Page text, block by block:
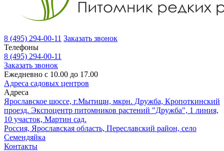
8 (495) 294-00-11 Заказать звонок
Телефоны
8 (495) 294-00-11
Заказать звонок
Ежедневно с 10.00 до 17.00
Адреса садовых центров
Адреса
Ярославское шоссе, г.Мытищи, мкрн. Дружба, Кропоткинский
проезд. Экспоцентр питомников растений "Дружба", 1 линия,
10 участок, Мартин сад.
Россия, Ярославская область, Переславский район, село
Семендяйка
Контакты